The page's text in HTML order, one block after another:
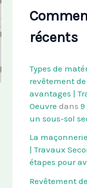
récents
Types de
revêtement
avantages |
Oeuvre dans 9
un sous-sol
La
| Travaux
étapes pour
Revêtement